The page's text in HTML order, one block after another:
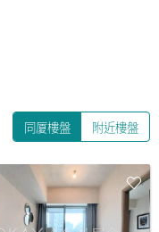
同厦樓盤 附近樓盤